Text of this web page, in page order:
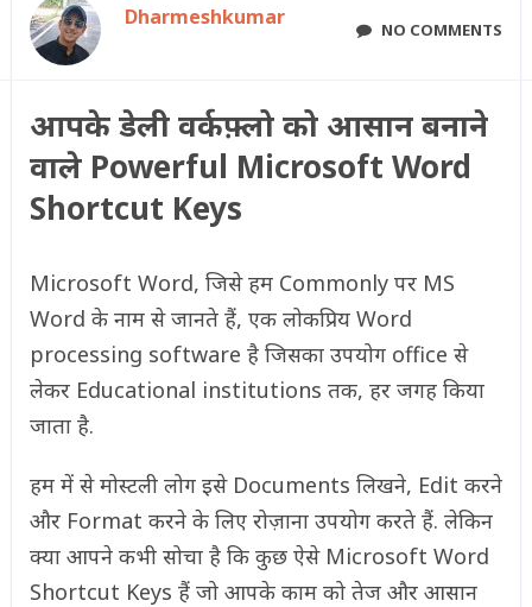
Dharmeshkumar NO COMMENTS
आपके डेली वर्कफ़्लो को आसान बनाने
वाले Powerful Microsoft Word
Shortcut Keys
Microsoft Word, जिसे हम Commonly पर MS
Word के नाम से जानते हैं, एक लोकप्रिय Word
processing software है जिसका उपयोग office से
लेकर Educational institutions तक, हर जगह किया
जाता है.
हम में से मोस्टली लोग इसे Documents लिखने, Edit करने
और Format करने के लिए रोज़ाना उपयोग करते हैं. लेकिन
क्या आपने कभी सोचा है कि कुछ ऐसे Microsoft Word
Shortcut Keys हैं जो आपके काम को तेज और आसान